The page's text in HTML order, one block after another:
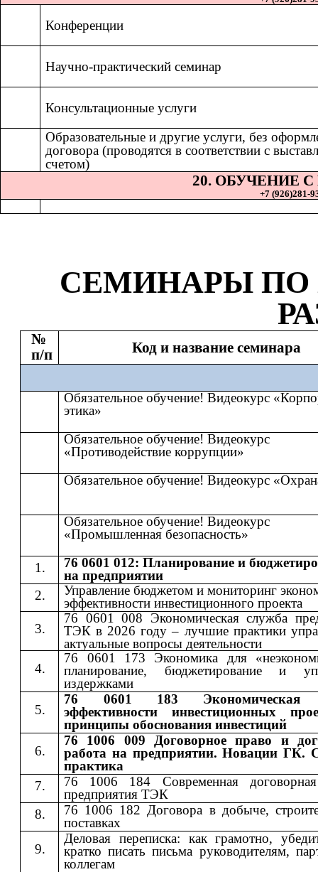
Конференции
Научно-практический семинар
Консультационные услуги
Образовательные и другие услуги, без
договора (проводятся в соответствии с
счетом)
20. ОБУЧЕНИЕ
+7 (926)281-
СЕМИНАРЫ ​​ ПО​​
№
п/п
Код и название семинара
Обязательное обучение! Видеокурс
этика»
Обязательное обучение! Видеокурс
«Противодействие коррупции»
Обязательное обучение! Видеокурс
Обязательное обучение! Видеокурс
«Промышленная безопасность»
76 0601 012: Планирование и
на предприятии
Управление бюджетом и мониторинг
эффективности инвестиционного проекта
76 0601 008 Экономическая служба
ТЭК в 2026 году – лучшие практики
актуальные вопросы деятельности
76 0601 173 Экономика для
планирование, бюджетирование и
издержками
76 0601 183 Экономическая
эффективности инвестиционных
принципы обоснования инвестиций
76 1006 009 Договорное право и
работа на предприятии. Новации ГК.
практика
76 1006 184 Современная
предприятия ТЭК
76 1006 182 Договора в добыче,
поставках
Деловая переписка: как грамотно,
кратко писать письма руководителям,
коллегам